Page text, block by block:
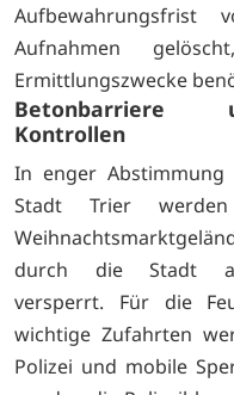
Aufnahmen
Ermittlungszwecke
Betonbarriere
Kontrollen
In enger
Stadt Trier
durch die Stadt
versperrt. Für die
wichtige Zufahrten
Polizei und mobile